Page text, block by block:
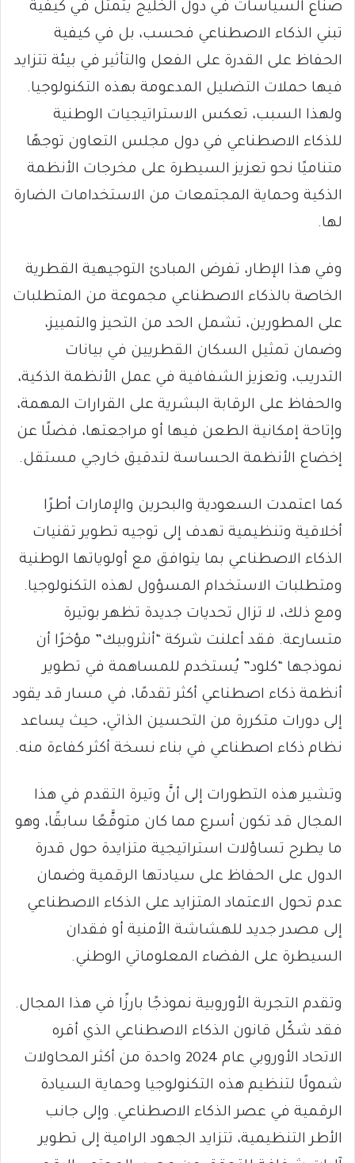
صناع السياسات في دول الخليج يتمثل في كيفية
تبني الذكاء الاصطناعي فحسب، بل في كيفية
الحفاظ على القدرة على الفعل والتأثير في بيئة تتزايد
فيها حملات التضليل المدعومة بهذه التكنولوجيا.
ولهذا السبب، تعكس الاستراتيجيات الوطنية
للذكاء الاصطناعي في دول مجلس التعاون توجهًا
متناميًا نحو تعزيز السيطرة على مخرجات الأنظمة
الذكية وحماية المجتمعات من الاستخدامات الضارة
لها.
وفي هذا الإطار، تفرض المبادئ التوجيهية القطرية
الخاصة بالذكاء الاصطناعي مجموعة من المتطلبات
على المطورين، تشمل الحد من التحيز والتمييز،
وضمان تمثيل السكان القطريين في بيانات
التدريب، وتعزيز الشفافية في عمل الأنظمة الذكية،
والحفاظ على الرقابة البشرية على القرارات المهمة،
وإتاحة إمكانية الطعن فيها أو مراجعتها، فضلًا عن
إخضاع الأنظمة الحساسة لتدقيق خارجي مستقل.
كما اعتمدت السعودية والبحرين والإمارات أطرًا
أخلاقية وتنظيمية تهدف إلى توجيه تطوير تقنيات
الذكاء الاصطناعي بما يتوافق مع أولوياتها الوطنية
ومتطلبات الاستخدام المسؤول لهذه التكنولوجيا.
ومع ذلك، لا تزال تحديات جديدة تظهر بوتيرة
متسارعة. فقد أعلنت شركة “أنثروبيك” مؤخرًا أن
نموذجها “كلود” يُستخدم للمساهمة في تطوير
أنظمة ذكاء اصطناعي أكثر تقدمًا، في مسار قد يقود
إلى دورات متكررة من التحسين الذاتي، حيث يساعد
نظام ذكاء اصطناعي في بناء نسخة أكثر كفاءة منه.
وتشير هذه التطورات إلى أنَّ وتيرة التقدم في هذا
المجال قد تكون أسرع مما كان متوقَّعًا سابقًا، وهو
ما يطرح تساؤلات استراتيجية متزايدة حول قدرة
الدول على الحفاظ على سيادتها الرقمية وضمان
عدم تحول الاعتماد المتزايد على الذكاء الاصطناعي
إلى مصدر جديد للهشاشة الأمنية أو فقدان
السيطرة على الفضاء المعلوماتي الوطني.
وتقدم التجربة الأوروبية نموذجًا بارزًا في هذا المجال.
فقد شكّل قانون الذكاء الاصطناعي الذي أقره
الاتحاد الأوروبي عام 2024 واحدة من أكثر المحاولات
شمولًا لتنظيم هذه التكنولوجيا وحماية السيادة
الرقمية في عصر الذكاء الاصطناعي. وإلى جانب
الأطر التنظيمية، تتزايد الجهود الرامية إلى تطوير